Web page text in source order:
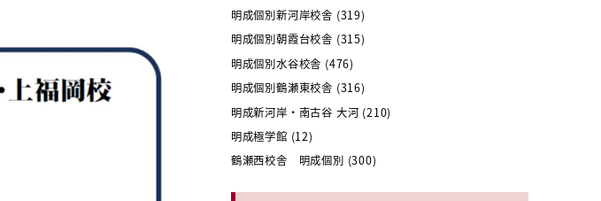
明成個別新河岸校舎 (319)
明成個別朝霞台校舎 (315)
明成個別水谷校舎 (476)
明成個別鶴瀬東校舎 (316)
明成新河岸・南古谷 大河 (210)
明成極学館 (12)
鶴瀬西校舎 明成個別 (300)